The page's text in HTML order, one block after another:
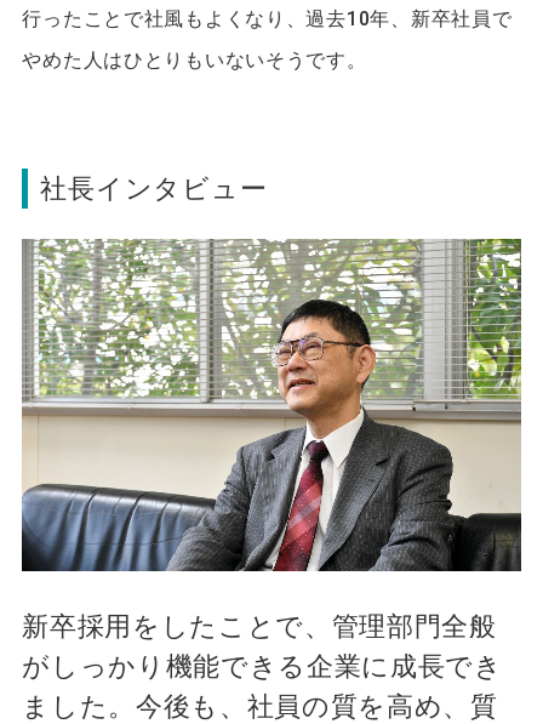
行ったことで社風もよくなり、過去10年、新卒社員で
やめた人はひとりもいないそうです。
社長インタビュー
新卒採用をしたことで、管理部門全般
がしっかり機能できる企業に成長でき
ました。今後も、社員の質を高め、質